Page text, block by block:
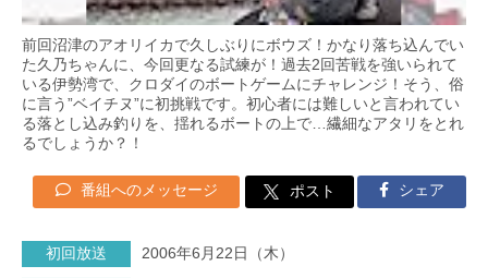
前回沼津のアオリイカで久しぶりにボウズ！かなり落ち込んでい
た久乃ちゃんに、今回更なる試練が！過去2回苦戦を強いられて
いる伊勢湾で、クロダイのボートゲームにチャレンジ！そう、俗
に言う”ベイチヌ”に初挑戦です。初心者には難しいと言われてい
る落とし込み釣りを、揺れるボートの上で…繊細なアタリをとれ
るでしょうか？！
番組へのメッセージ ポスト シェア
初回放送 2006年6月22日（木）